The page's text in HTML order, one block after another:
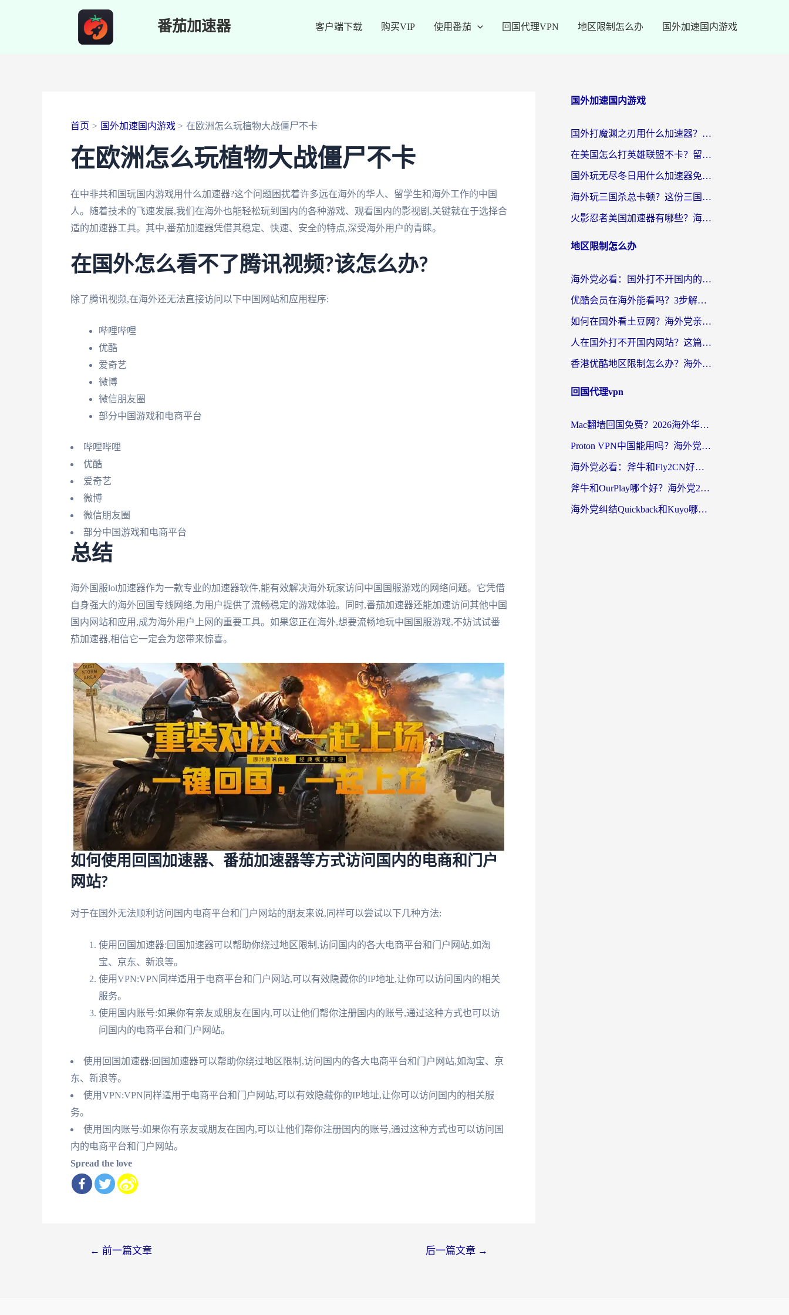
番茄加速器 客户端下载 购买VIP 使用番茄 回国代理VPN 地区限制怎么办 国外加速国内游戏
首页 国外加速国内游戏 在欧洲怎么玩植物大战僵尸不卡
在欧洲怎么玩植物大战僵尸不卡
在中非共和国玩国内游戏用什么加速器?这个问题困扰着许多远在海外的华人、留学生和海外工作的中国
人。随着技术的飞速发展,我们在海外也能轻松玩到国内的各种游戏、观看国内的影视剧,关键就在于选择合
适的加速器工具。其中,番茄加速器凭借其稳定、快速、安全的特点,深受海外用户的青睐。
在国外怎么看不了腾讯视频?该怎么办?
除了腾讯视频,在海外还无法直接访问以下中国网站和应用程序:
哔哩哔哩
优酷
爱奇艺
微博
微信朋友圈
部分中国游戏和电商平台
哔哩哔哩
优酷
爱奇艺
微博
微信朋友圈
部分中国游戏和电商平台
总结
海外国服lol加速器作为一款专业的加速器软件,能有效解决海外玩家访问中国国服游戏的网络问题。它凭借
自身强大的海外回国专线网络,为用户提供了流畅稳定的游戏体验。同时,番茄加速器还能加速访问其他中国
国内网站和应用,成为海外用户上网的重要工具。如果您正在海外,想要流畅地玩中国国服游戏,不妨试试番
茄加速器,相信它一定会为您带来惊喜。
如何使用回国加速器、番茄加速器等方式访问国内的电商和门户
网站?
对于在国外无法顺利访问国内电商平台和门户网站的朋友来说,同样可以尝试以下几种方法:
使用回国加速器:回国加速器可以帮助你绕过地区限制,访问国内的各大电商平台和门户网站,如淘
宝、京东、新浪等。
使用VPN:VPN同样适用于电商平台和门户网站,可以有效隐藏你的IP地址,让你可以访问国内的相关
服务。
使用国内账号:如果你有亲友或朋友在国内,可以让他们帮你注册国内的账号,通过这种方式也可以访
问国内的电商平台和门户网站。
使用回国加速器:回国加速器可以帮助你绕过地区限制,访问国内的各大电商平台和门户网站,如淘宝、京
东、新浪等。
使用VPN:VPN同样适用于电商平台和门户网站,可以有效隐藏你的IP地址,让你可以访问国内的相关服
务。
使用国内账号:如果你有亲友或朋友在国内,可以让他们帮你注册国内的账号,通过这种方式也可以访问国
内的电商平台和门户网站。
Spread the love
← 前一篇文章 后一篇文章 →
国外加速国内游戏
国外打魔渊之刃用什么加速器？2026海外玩家国服游戏加速全攻略（附闪耀暖暖&复苏的魔女避坑指南）
在美国怎么打英雄联盟不卡？留学生亲测的国服游戏加速全攻略
国外玩无尽冬日用什么加速器免费？海外党国服游戏加速避坑指南
海外玩三国杀总卡顿？这份三国杀游戏加速器指南帮你告别延迟烦恼
火影忍者美国加速器有哪些？海外党亲测的国服游戏加速全攻略（含菲律宾玩三国之刃守望黎明技巧）
地区限制怎么办
海外党必看：国外打不开国内的app怎么办？3步解决你的乡愁
优酷会员在海外能看吗？3步解决海外追剧难题，附实测好用加速器推荐
如何在国外看土豆网？海外党亲测有效的追剧加速器选择指南
人在国外打不开国内网站？这篇攻略帮你无缝解锁国内资源（附交管12123使用技巧）
香港优酷地区限制怎么办？海外党亲测有效的追剧解决方案
回国代理vpn
Mac翻墙回国免费？2026海外华人亲测：从CCTV5直播到国内APP，这样选加速器才靠谱
Proton VPN中国能用吗？海外党选回国加速器的避坑指南（附番茄加速器实测）
海外党必看：斧牛和Fly2CN好用吗？3招教你选对回国加速器（附免费试用攻略）
斧牛和OurPlay哪个好？海外党2026亲测：选对加速器，国内资源秒加载
海外党纠结Quickback和Kuyo哪个好？选对回国加速器才能无缝刷国内资源